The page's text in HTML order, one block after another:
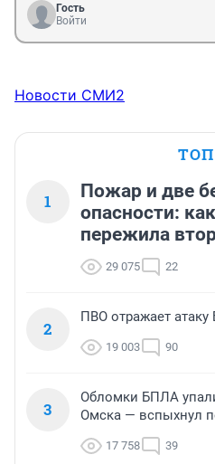
Гость
Войти
Новости СМИ2
ТОП
1
Пожар и две
опасности:
пережила
29 075 22
2
ПВО отражает
19 003 90
3
Обломки БПЛА
Омска — вспыхнул
17 758 39